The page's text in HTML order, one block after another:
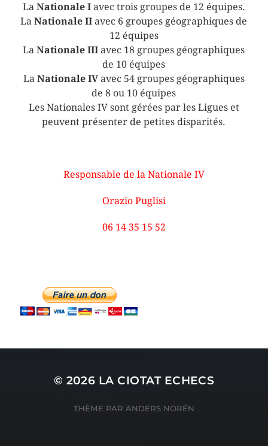
La Nationale Iavec trois groupes de 12 équipes.
LaNationale II avec 6 groupes géographiques de
12 équipes
LaNationale III avec 18 groupes géographiques
de 10 équipes
La Nationale IVavec 54 groupes géographiques
de 8 ou 10 équipes
Les Nationales IV sont gérées par les Ligues et
peuvent présenter de petites disparités.
Responsable de la Nationale IV
Orazio Puglisi
06 14 35 15 52
© 2026 LA CIOTAT ECHECS
THÈME PAR ANDERS NORÉN